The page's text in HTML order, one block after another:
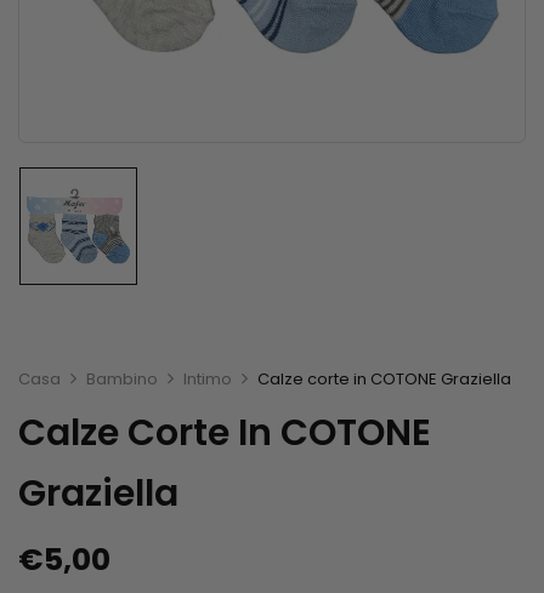
Casa Bambino Intimo Calze corte in COTONE Graziella
Calze Corte In COTONE
Graziella
€5,00